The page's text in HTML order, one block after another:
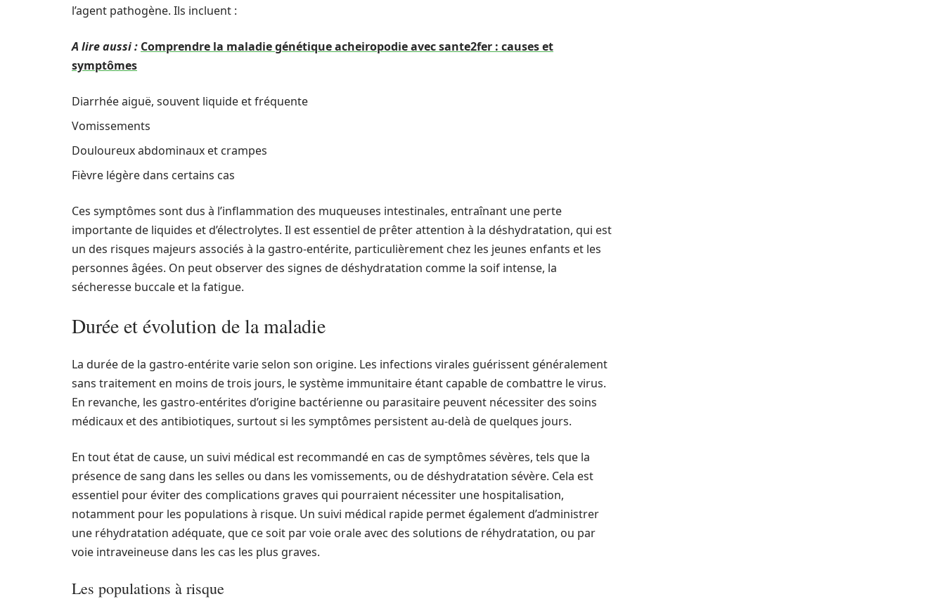
l’agent pathogène. Ils incluent :
A lire aussi : Comprendre la maladie génétique acheiropodie avec sante2fer : causes et
symptômes
Diarrhée aiguë, souvent liquide et fréquente
Vomissements
Douloureux abdominaux et crampes
Fièvre légère dans certains cas
Ces symptômes sont dus à l’inflammation des muqueuses intestinales, entraînant une perte
importante de liquides et d’électrolytes. Il est essentiel de prêter attention à la déshydratation, qui est
un des risques majeurs associés à la gastro-entérite, particulièrement chez les jeunes enfants et les
personnes âgées. On peut observer des signes de déshydratation comme la soif intense, la
sécheresse buccale et la fatigue.
Durée et évolution de la maladie
La durée de la gastro-entérite varie selon son origine. Les infections virales guérissent généralement
sans traitement en moins de trois jours, le système immunitaire étant capable de combattre le virus.
En revanche, les gastro-entérites d’origine bactérienne ou parasitaire peuvent nécessiter des soins
médicaux et des antibiotiques, surtout si les symptômes persistent au-delà de quelques jours.
En tout état de cause, un suivi médical est recommandé en cas de symptômes sévères, tels que la
présence de sang dans les selles ou dans les vomissements, ou de déshydratation sévère. Cela est
essentiel pour éviter des complications graves qui pourraient nécessiter une hospitalisation,
notamment pour les populations à risque. Un suivi médical rapide permet également d’administrer
une réhydratation adéquate, que ce soit par voie orale avec des solutions de réhydratation, ou par
voie intraveineuse dans les cas les plus graves.
Les populations à risque